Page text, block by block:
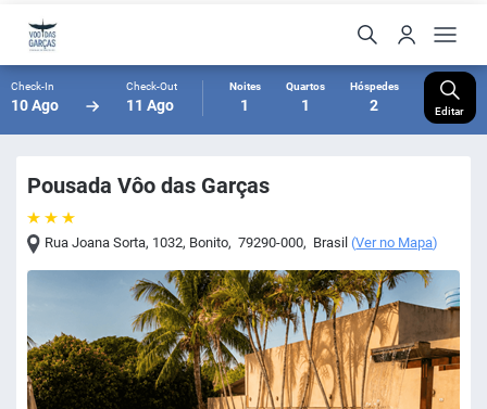
Check-In
10 Ago
Check-Out
11 Ago
Noites
1
Quartos
1
Hóspedes
2 Editar
Pousada Vôo das Garças
Rua Joana Sorta, 1032, Bonito, 79290-000, Brasil (Ver no Mapa)